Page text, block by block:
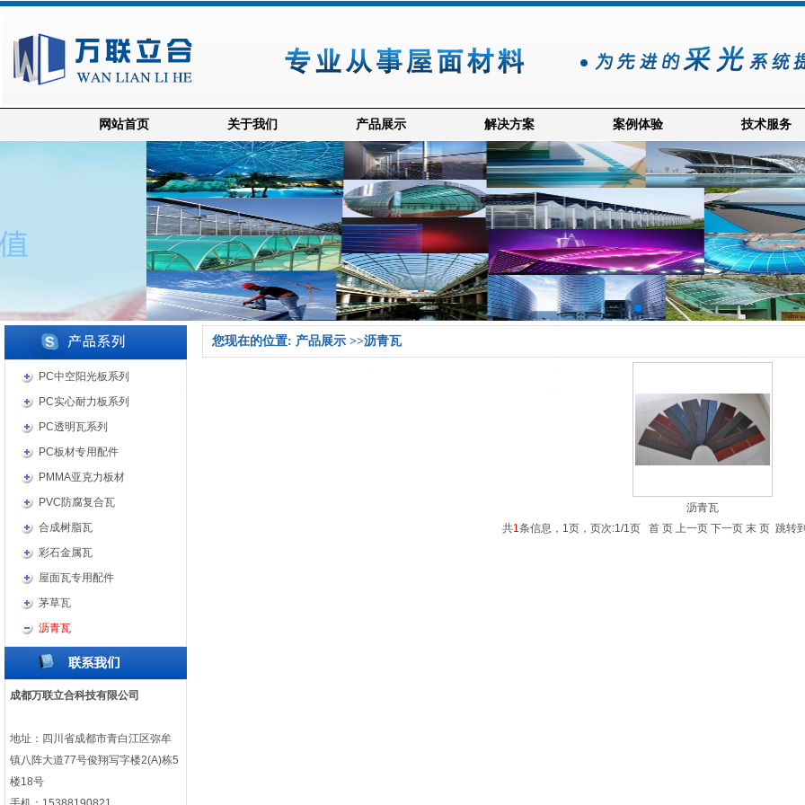
网站首页 关于我们 产品展示 解决方案 案例体验 技术服务
PC中空阳光板系列
PC实心耐力板系列
PC透明瓦系列
PC板材专用配件
PMMA亚克力板材
PVC防腐复合瓦
合成树脂瓦
彩石金属瓦
屋面瓦专用配件
茅草瓦
沥青瓦
成都万联立合科技有限公司
地址：四川省成都市青白江区弥牟
镇八阵大道77号俊翔写字楼2(A)栋5
楼18号
您现在的位置: 产品展示 >>沥青瓦
沥青瓦
共1条信息， 1页，页次:1/1页 首 页 上一页 下一页 末 页 跳转